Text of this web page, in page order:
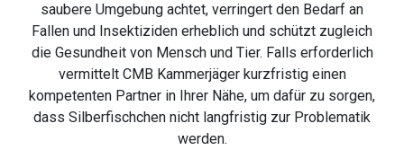
saubere Umgebung achtet, verringert den Bedarf an
Fallen und Insektiziden erheblich und schützt zugleich
die Gesundheit von Mensch und Tier. Falls erforderlich
vermittelt CMB Kammerjäger kurzfristig einen
kompetenten Partner in Ihrer Nähe, um dafür zu sorgen,
dass Silberfischchen nicht langfristig zur Problematik
werden.